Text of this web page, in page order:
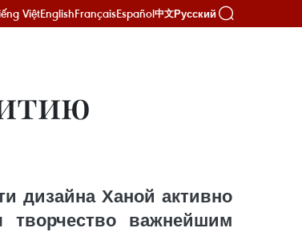
ViệtEnglishFrançaisEspañol中文Русский
дизайна Ханой активно
творчество важнейшим